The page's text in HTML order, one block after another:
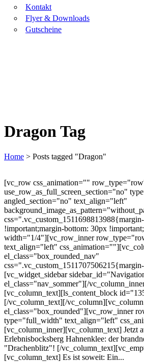
Kontakt
Flyer & Downloads
Gutscheine
Dragon Tag
Home > Posts tagged "Dragon"
[vc_row css_animation=""
use_row_as_full_screen_section="no"
angled_section="no" text_align="left"
!important;margin-bottom: 30px
width="1/4"][vc_row_inner
text_align="left"
el_class="box_rounded_nav"
[vc_widget_sidebar
el_class="nav_sommer"][/
[vc_column_text][ls_content_block
[/vc_column_text][/
el_class="box_rounded"][vc_row_inner
type="full_width" text_align="left"
[vc_column_inner][vc_column_text] Jetzt
Erlebnisbocksberg Hahnenklee: der
"Drachenblitz"! [/
[vc_column_text] Es ist soweit: Ein...